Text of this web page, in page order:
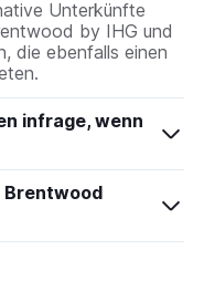
Unterkünfte
by IHG und
die ebenfalls einen
infrage, wenn
Brentwood